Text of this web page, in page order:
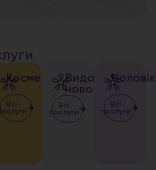
Косметологія
Всі
Видалення
новоутворень
Всі
послуги
Всі
послуги